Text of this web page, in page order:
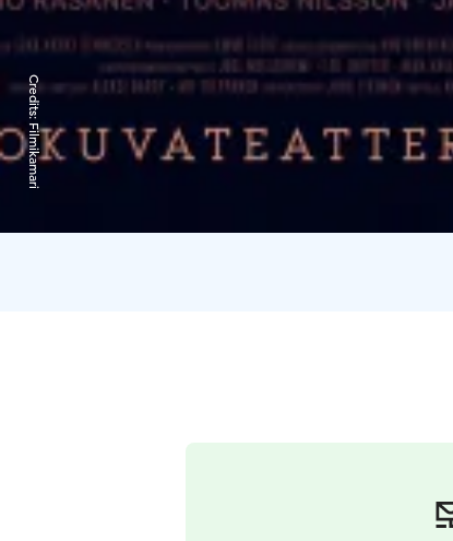
Credits:
Filmikamari